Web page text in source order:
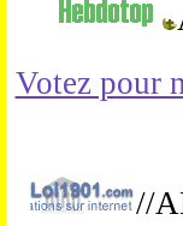
Votez pour
//